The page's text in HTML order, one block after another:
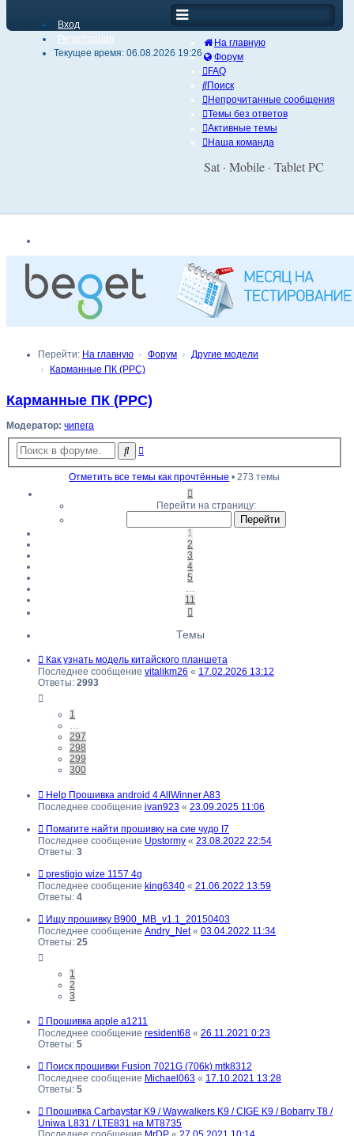
На главную
Форум
FAQ
Поиск
Непрочитанные сообщения
Темы без ответов
Активные темы
Наша команда
Вход
Регистрация
Текущее время: 06.08.2026 19:26
Sat · Mobile · Tablet PC
Перейти: На главную Форум
Другие модели
Карманные ПК (PPC)
Карманные ПК (PPC)
Модератор: чипега
Поиск
поиск
Отметить все темы как прочтённые • 273 темы
Страница
1
из
Перейти на страницу:
1
2
3
4
5
11
След.
Темы
Как узнать модель китайского планшета
Последнее сообщение vitalikm26 « 17.02.2026 13:12
Ответы: 2993
1
297
298
299
300
Help Прошивка android 4 AllWinner A83
Последнее сообщение ivan923 « 23.09.2025 11:06
Помагите найти прошивку на сие чудо I7
Последнее сообщение Upstormy « 23.08.2022 22:54
Ответы: 3
prestigio wize 1157 4g
Последнее сообщение king6340 « 21.06.2022 13:59
Ответы: 4
Ищу прошивку B900_MB_v1.1_20150403
Последнее сообщение Andry_Net« 03.04.2022 11:34
Ответы: 25
1
2
3
Прошивка apple a1211
Последнее сообщение resident68 « 26.11.2021 0:23
Ответы: 5
Поиск прошивки Fusion 7021G (706k) mtk8312
Последнее сообщение Michael063 « 17.10.2021 13:28
Ответы: 5
Прошивка Carbaystar K9 / Waywalkers K9 / CIGE K9 / Bobarry T8 /
Uniwa L831 / LTE831 на MT8735